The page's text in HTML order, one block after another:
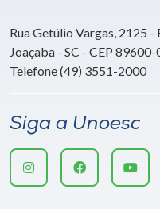
Rua Getúlio Vargas, 2125
Joaçaba - SC - CEP
Telefone (49) 3551-2000
Siga a Unoesc